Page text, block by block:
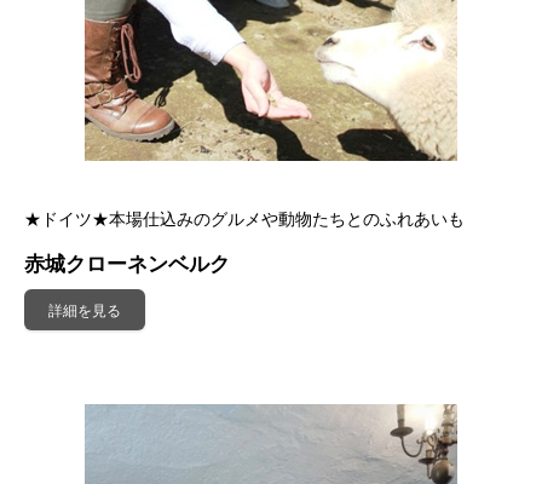
★ドイツ★本場仕込みのグルメや動物たちとのふれあいも
赤城クローネンベルク
詳細を見る